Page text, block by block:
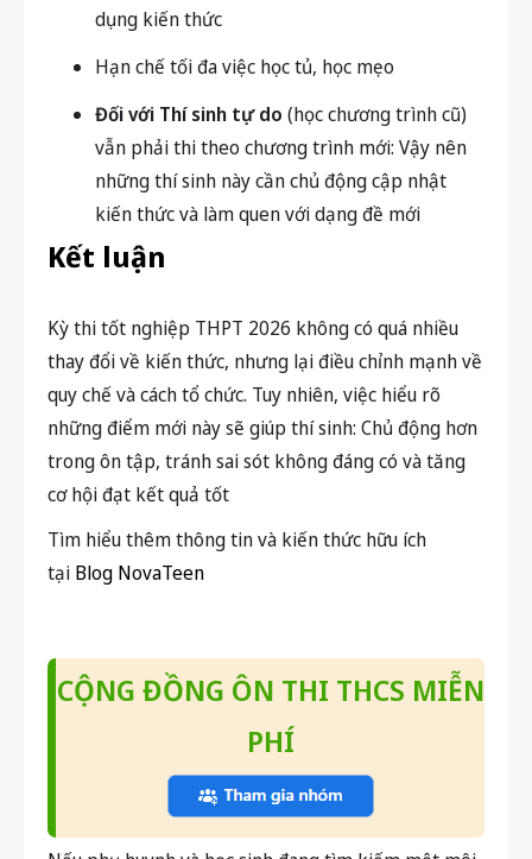
dụng kiến thức
Hạn chế tối đa việc học tủ, học mẹo
Đối với Thí sinh tự do (học chương trình cũ)
vẫn phải thi theo chương trình mới: Vậy nên
những thí sinh này cần chủ động cập nhật
kiến thức và làm quen với dạng đề mới
Kết luận
Kỳ thi tốt nghiệp THPT 2026 không có quá nhiều
thay đổi về kiến thức, nhưng lại điều chỉnh mạnh về
quy chế và cách tổ chức. Tuy nhiên, việc hiểu rõ
những điểm mới này sẽ giúp thí sinh: Chủ động hơn
trong ôn tập, tránh sai sót không đáng có và tăng
cơ hội đạt kết quả tốt
Tìm hiểu thêm thông tin và kiến thức hữu ích
tại Blog NovaTeen
CỘNG ĐỒNG ÔN THI THCS MIỄN
PHÍ